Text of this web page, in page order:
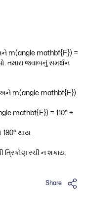
m(angle mathbf{F}) =
તમારા જવાબનું સમર્થન
અને m(angle mathbf{F})
mathbf{F}) = 110° +
થાય.
રચી ન શકાય.
Share